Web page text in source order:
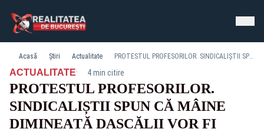
Acasă Știri Actualitate PROTESTUL PROFESORILOR. SINDICALIȘTII SPUN CĂ MÂINE DIMINEAȚĂ DASCĂLII VOR FI PREZENȚI LA CLASE, DAR NU SE VOR FACE ORE
ACTUALITATE· 4 min citire
PROTESTUL PROFESORILOR.
SINDICALIȘTII SPUN CĂ MÂINE
DIMINEAȚĂ DASCĂLII VOR FI